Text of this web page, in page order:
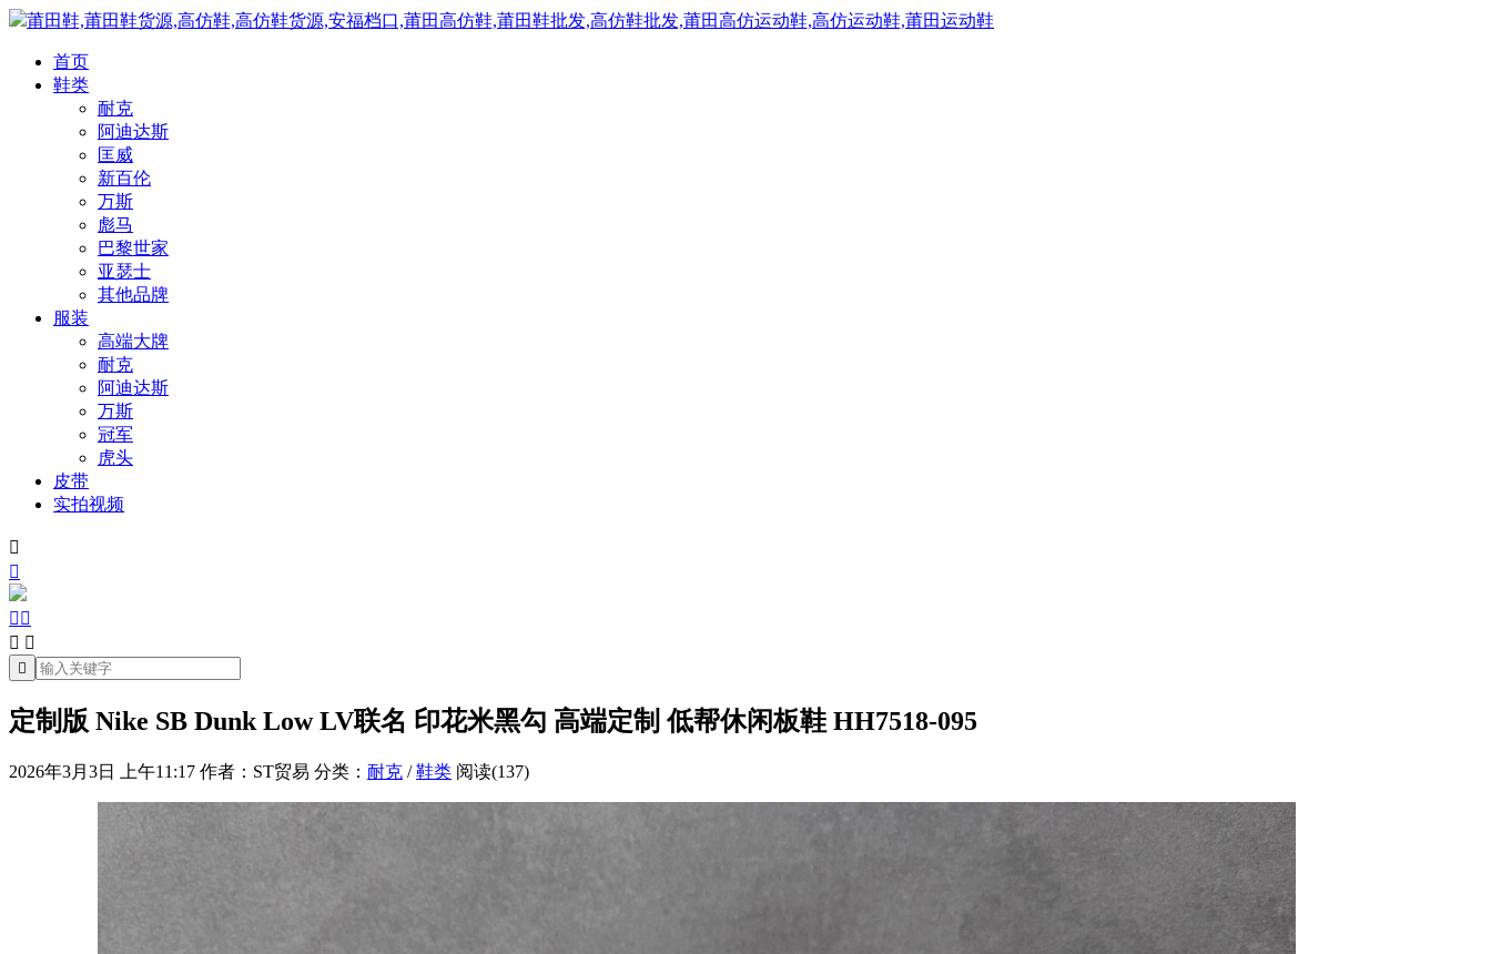
莆田鞋,莆田鞋货源,高仿鞋,高仿鞋货源,安福档口,莆田高仿鞋,莆田鞋批发,高仿鞋批发,莆田高仿运动鞋,高仿运动鞋,莆田运动鞋
首页
鞋类
耐克
阿迪达斯
匡威
新百伦
万斯
彪马
巴黎世家
亚瑟士
其他品牌
服装
高端大牌
耐克
阿迪达斯
万斯
冠军
虎头
皮带
实拍视频


 
 

定制版 Nike SB Dunk Low LV联名 印花米黑勾 高端定制 低帮休闲板鞋 HH7518-095
2026年3月3日 上午11:17 作者：ST贸易 分类： 耐克 /鞋类 阅读(137)